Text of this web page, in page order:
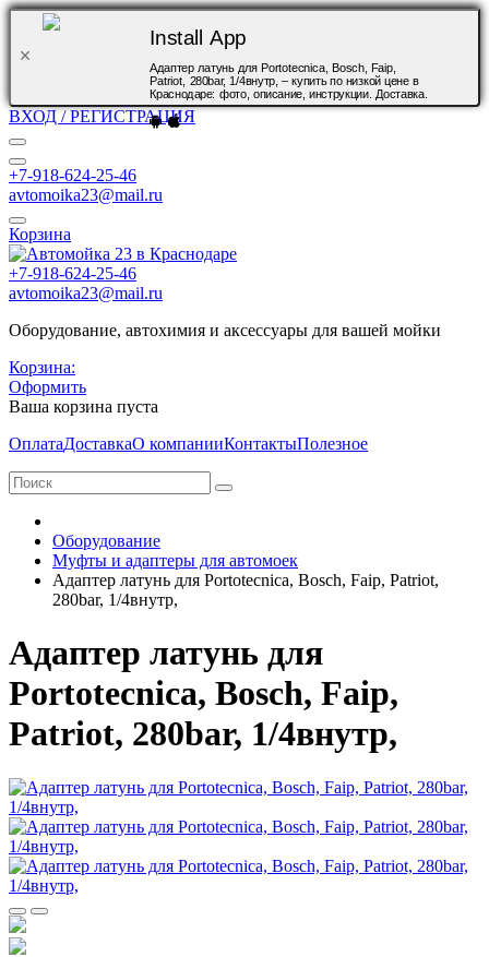
Install App
Адаптер латунь для Portotecnica, Bosch, Faip,
Patriot, 280bar, 1/4внутр, – купить по низкой цене в
Краснодаре: фото, описание, инструкции. Доставка.
ВХОД / РЕГИСТРАЦИЯ
+7-918-624-25-46
avtomoika23@mail.ru
Корзина
+7-918-624-25-46
avtomoika23@mail.ru
Оборудование, автохимия и аксессуары для вашей мойки
Корзина:
Оформить
Ваша корзина пуста
ОплатаДоставкаО компанииКонтактыПолезное
Оборудование
Муфты и адаптеры для автомоек
Адаптер латунь для Portotecnica, Bosch, Faip, Patriot,
280bar, 1/4внутр,
Адаптер латунь для
Portotecnica, Bosch, Faip,
Patriot, 280bar, 1/4внутр,